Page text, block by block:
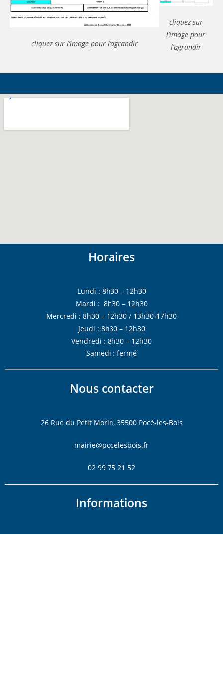
cliquez sur l’image pour l’agrandir
cliquez sur
l’image pour
l’agrandir
Horaires
Lundi : 8h30 – 12h30
Mardi : 8h30 – 12h30
Mercredi : 8h30 – 12h30 / 13h30-17h30
Jeudi : 8h30 – 12h30
Vendredi : 8h30 – 12h30
Samedi : fermé
Nous contacter
26 Rue du Petit Morin, 35500 Pocé-les-Bois
mairie@pocelesbois.fr
02 99 75 21 52
Informations
Mentions légales